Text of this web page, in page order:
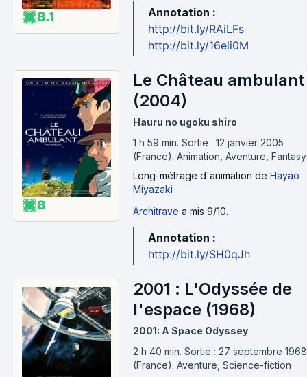
8.1
Annotation :
http://bit.ly/RAiLFs
http://bit.ly/16eli0M
8
Le Château ambulant
(2004)
Hauru no ugoku shiro
1 h 59 min. Sortie : 12 janvier 2005
(France). Animation, Aventure, Fantasy
Long-métrage d'animation de Hayao
Miyazaki
Architrave a mis 9/10.
Annotation :
http://bit.ly/SH0qJh
2001 : L'Odyssée de
l'espace (1968)
2001: A Space Odyssey
2 h 40 min. Sortie : 27 septembre 1968
(France). Aventure, Science-fiction